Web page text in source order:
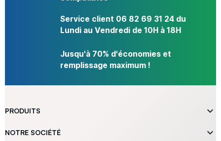
Service client 06 82 69 31 24 du
Lundi au Vendredi de 10H à 18H
Jusqu'à 70% d'économies et
remplissage maximum !
PRODUITS 
NOTRE SOCIÉTÉ 